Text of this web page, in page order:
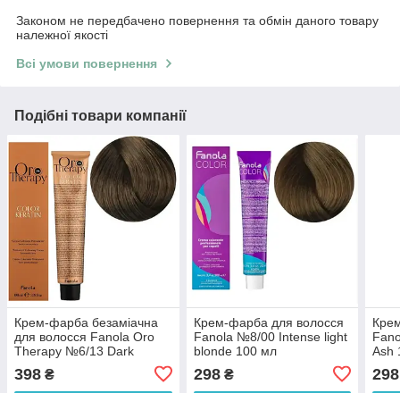
Законом не передбачено повернення та обмін даного товару
належної якості
Всі умови повернення
Подібні товари компанії
Крем-фарба безаміачна
для волосся Fanola Oro
Therapy №6/13 Dark
398 ₴
Крем-фарба для волосся
Fanola №8/00 Intense light
blonde 100 мл
298₴
Ash
298